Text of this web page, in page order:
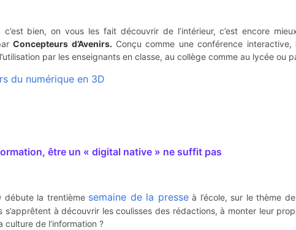
bien, on vous les fait découvrir de l’intérieur, c’est encore
Concepteurs d’Avenirs. Conçu comme une conférence
par les enseignants en classe, au collège comme au lycée ou
du numérique en 3D
être un « digital native » ne suffit pas
débute la trentième semaine de la presseà l’école, sur le thème
s’apprêtent à découvrir les coulisses des rédactions, à monter leur
culture de l’information ?